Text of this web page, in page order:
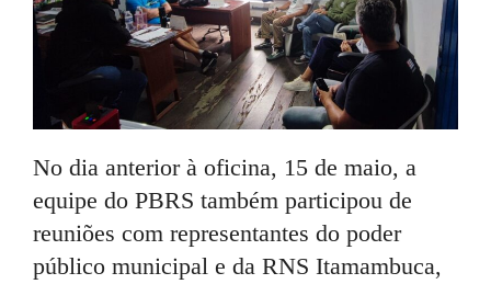
No dia anterior à oficina, 15 de maio, a
equipe do PBRS também participou de
reuniões com representantes do poder
público municipal e da RNS Itamambuca,